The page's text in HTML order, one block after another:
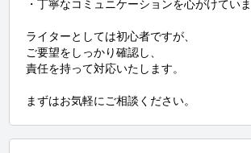
・丁寧なコミュニケーションを心がけてい
ライターとしては初心者ですが、
ご要望をしっかり確認し、
責任を持って対応いたします。
まずはお気軽にご相談ください。